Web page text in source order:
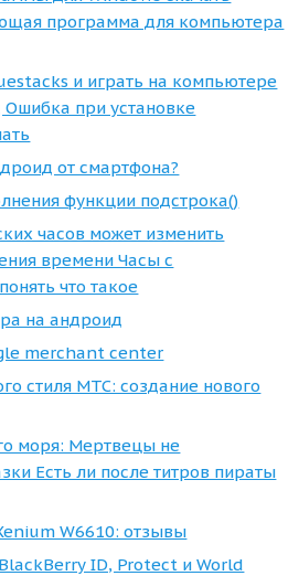
программа для компьютера
и играть на компьютере
при установке
от смартфона?
функции подстрока()
часов может изменить
времени Часы с
что такое
на андроид
merchant center
стиля MTC: создание нового
моря: Мертвецы не
Есть ли после титров пираты
W6610: отзывы
ID, Protect и World